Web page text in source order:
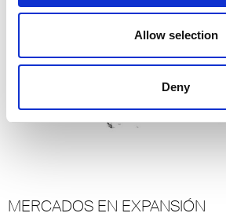
Allow selection
Deny
MERCADOS EN EXPANSIÓN